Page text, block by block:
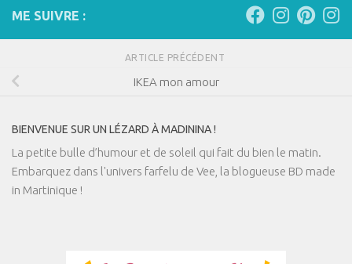
ME SUIVRE :
ARTICLE PRÉCÉDENT
IKEA mon amour
BIENVENUE SUR UN LÉZARD À MADININA !
La petite bulle d’humour et de soleil qui fait du bien le matin.
Embarquez dans l'univers farfelu de Vee, la blogueuse BD made
in Martinique !